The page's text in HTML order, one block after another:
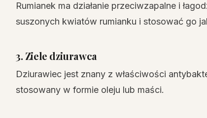
Rumianek ma działanie przeciwzapalne i
suszonych kwiatów rumianku i stosować go
3. Ziele dziurawca
Dziurawiec jest znany z właściwości
stosowany w formie oleju lub maści.